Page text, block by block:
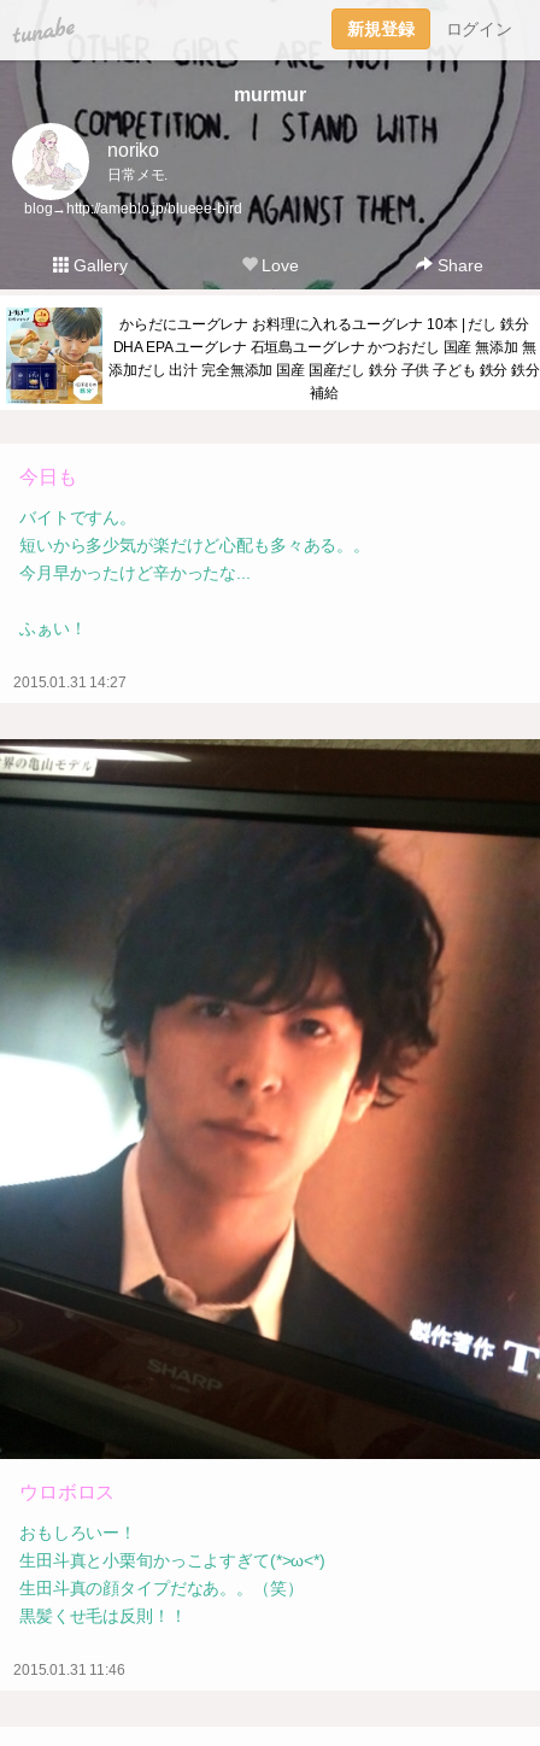
tuna.be 新規登録 ログイン
murmur
noriko
日常メモ.
blog→http://ameblo.jp/blueee-bird
Gallery Love Share
からだにユーグレナ お料理に入れるユーグレナ 10本 | だし 鉄分
DHA EPA ユーグレナ 石垣島ユーグレナ かつおだし 国産 無添加 無
添加だし 出汁 完全無添加 国産 国産だし 鉄分 子供 子ども 鉄分 鉄分
補給
今日も
バイトですん。
短いから多少気が楽だけど心配も多々ある。。
今月早かったけど辛かったな...
ふぁい！
2015.01.31 14:27
ウロボロス
おもしろいー！
生田斗真と小栗旬かっこよすぎて(*>ω<*)
生田斗真の顔タイプだなあ。。（笑）
黒髪くせ毛は反則！！
2015.01.31 11:46